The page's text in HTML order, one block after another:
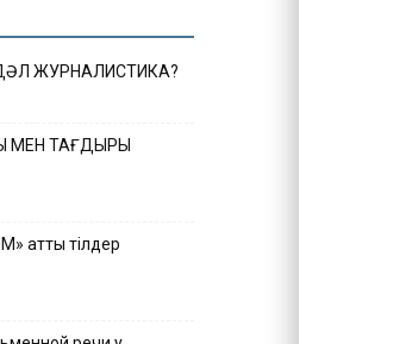
ЖУРНАЛИСТИКА?
МЕН ТАҒДЫРЫ
атты тілдер